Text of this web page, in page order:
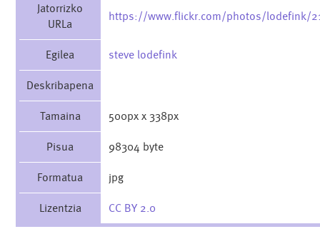
Jatorrizko
URLa
https://www.flickr.com/photos/lodefink/
Egilea steve lodefink
Deskribapena
Tamaina 500px x 338px
Pisua 98304 byte
Formatua jpg
Lizentzia CC BY 2.0